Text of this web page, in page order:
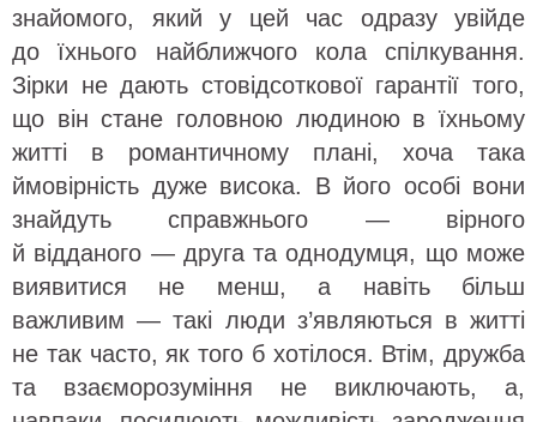
знайомого, який у цей час одразу увійде
до їхнього найближчого кола спілкування.
Зірки не дають стовідсоткової гарантії того,
що він стане головною людиною в їхньому
житті в романтичному плані, хоча така
ймовірність дуже висока. В його особі вони
знайдуть справжнього — вірного
й відданого — друга та однодумця, що може
виявитися не менш, а навіть більш
важливим — такі люди з’являються в житті
не так часто, як того б хотілося. Втім, дружба
та взаєморозуміння не виключають, а,